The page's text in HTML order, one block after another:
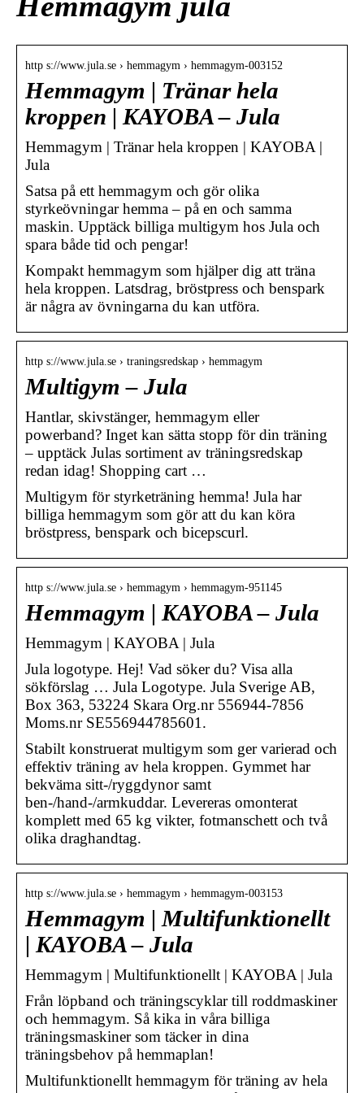
http s://www.jula.se › hemmagym › hemmagym-003152
Hemmagym | Tränar hela
kroppen | KAYOBA – Jula
Hemmagym | Tränar hela kroppen | KAYOBA |
Jula
Satsa på ett hemmagym och gör olika
styrkeövningar hemma – på en och samma
maskin. Upptäck billiga multigym hos Jula och
spara både tid och pengar!
Kompakt hemmagym som hjälper dig att träna
hela kroppen. Latsdrag, bröstpress och benspark
är några av övningarna du kan utföra.
http s://www.jula.se › traningsredskap › hemmagym
Multigym – Jula
Hantlar, skivstänger, hemmagym eller
powerband? Inget kan sätta stopp för din träning
– upptäck Julas sortiment av träningsredskap
redan idag! Shopping cart …
Multigym för styrketräning hemma! Jula har
billiga hemmagym som gör att du kan köra
bröstpress, benspark och bicepscurl.
http s://www.jula.se › hemmagym › hemmagym-951145
Hemmagym | KAYOBA – Jula
Hemmagym | KAYOBA | Jula
Jula logotype. Hej! Vad söker du? Visa alla
sökförslag … Jula Logotype. Jula Sverige AB,
Box 363, 53224 Skara Org.nr 556944-7856
Moms.nr SE556944785601.
Stabilt konstruerat multigym som ger varierad och
effektiv träning av hela kroppen. Gymmet har
bekväma sitt-/ryggdynor samt
ben-/hand-/armkuddar. Levereras omonterat
komplett med 65 kg vikter, fotmanschett och två
olika draghandtag.
http s://www.jula.se › hemmagym › hemmagym-003153
Hemmagym | Multifunktionellt
| KAYOBA – Jula
Hemmagym | Multifunktionellt | KAYOBA | Jula
Från löpband och träningscyklar till roddmaskiner
och hemmagym. Så kika in våra billiga
träningsmaskiner som täcker in dina
träningsbehov på hemmaplan!
Multifunktionellt hemmagym för träning av hela